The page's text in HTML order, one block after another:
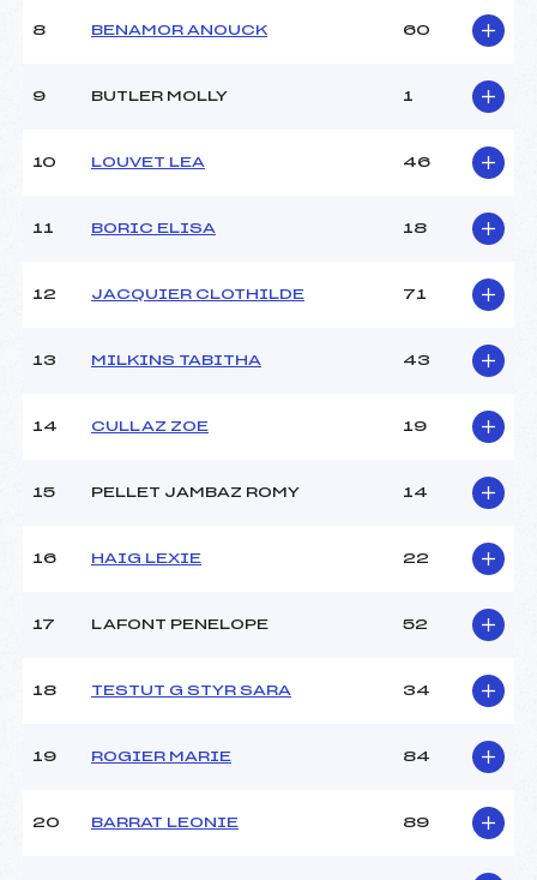
Ouvreurs C :
SULTAN MARGOT (MB)
BONNE
Ouvreurs B :
Ouvreurs D :
Température arrivée :
5
U14
8 BENAMOR ANOUCK 60
9 BUTLER MOLLY 1
10 LOUVET LEA 46
11 BORIC ELISA 18
12 JACQUIER CLOTHILDE 71
13 MILKINS TABITHA 43
14 CULLAZ ZOE 19
15 PELLET JAMBAZ ROMY 14
16 HAIG LEXIE 22
17 LAFONT PENELOPE 52
18 TESTUT G STYR SARA 34
19 ROGIER MARIE 84
20 BARRAT LEONIE 89